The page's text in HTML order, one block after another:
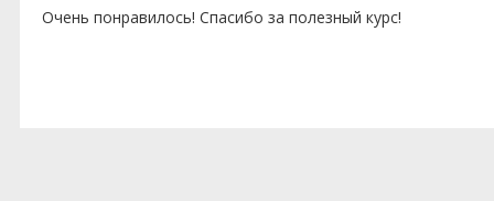
Очень понравилось! Спасибо за полезный курс!